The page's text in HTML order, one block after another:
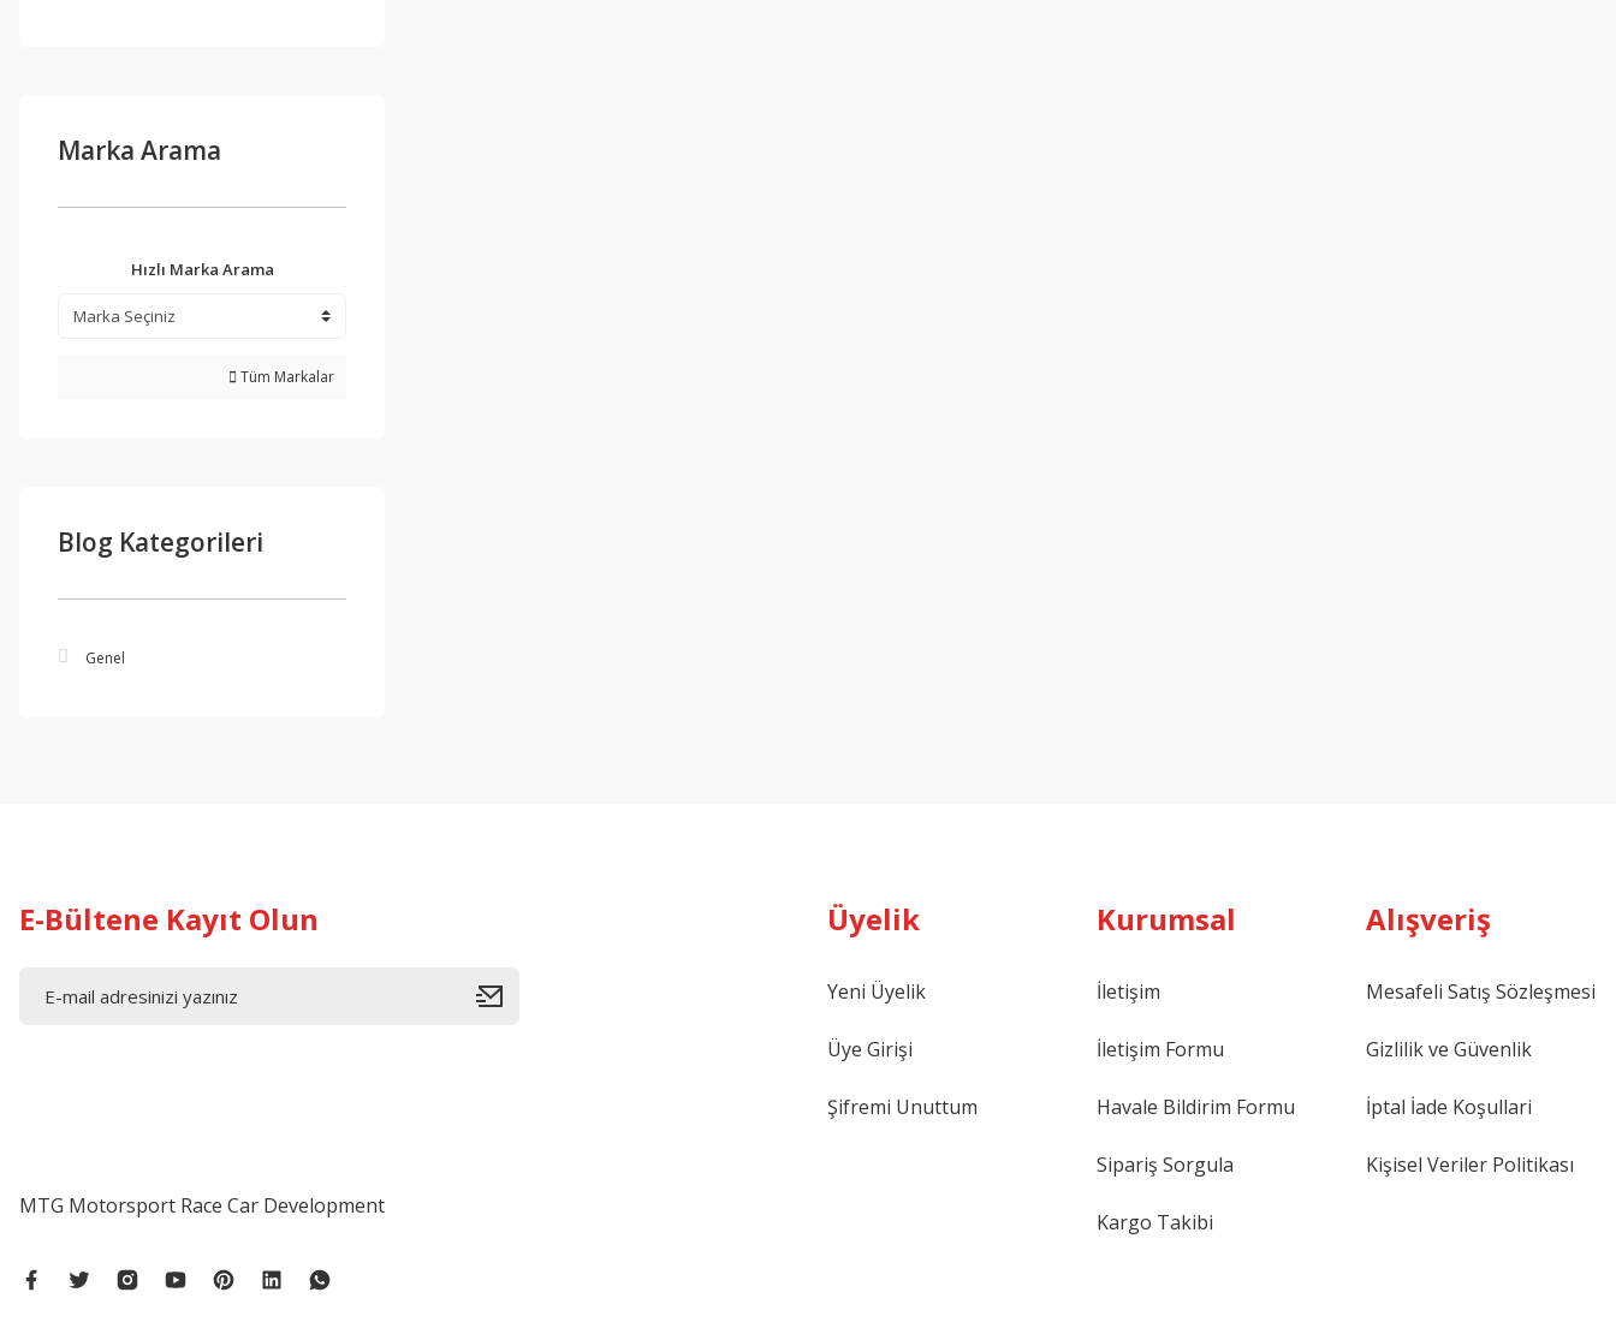
Marka Arama
Hızlı Marka Arama
Tüm Markalar
Blog Kategorileri
Genel
E-Bültene Kayıt Olun
MTG Motorsport Race Car Development
Üyelik
Yeni Üyelik
Üye Girişi
Şifremi Unuttum
Kurumsal
İletişim
İletişim Formu
Havale Bildirim Formu
Sipariş Sorgula
Kargo Takibi
Alışveriş
Mesafeli Satış Sözleşmesi
Gizlilik ve Güvenlik
İptal İade Koşullari
Kişisel Veriler Politikası